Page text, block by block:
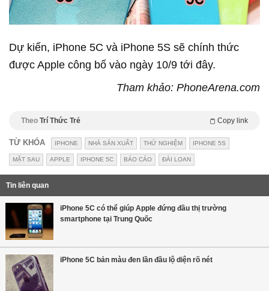
Dự kiến, iPhone 5C và iPhone 5S sẽ chính thức
được Apple công bố vào ngày 10/9 tới đây.
Tham khảo: PhoneArena.com
Theo Trí Thức Trẻ Copy link
TỪ KHÓA IPHONE NHÀ SẢN XUẤT THỬ NGHIỆM IPHONE 5S
MẶT SAU APPLE IPHONE 5C BÁO CÁO ĐÀI LOAN
Tin liên quan
iPhone 5C có thể giúp Apple đứng đầu thị trường
smartphone tại Trung Quốc
iPhone 5C bản màu đen lần đầu lộ diện rõ nét